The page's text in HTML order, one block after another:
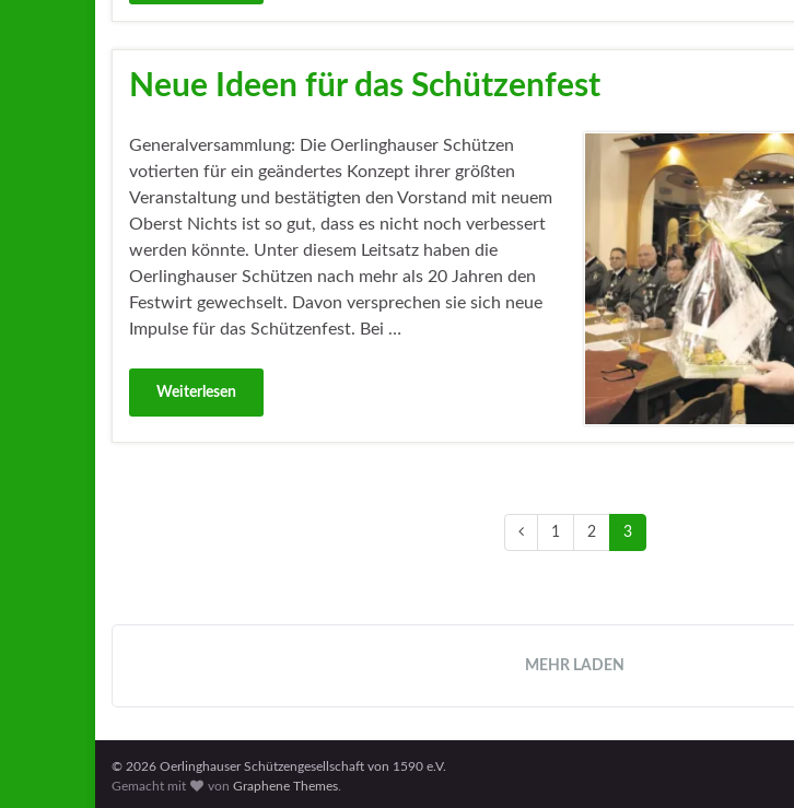
Neue Ideen für das Schützenfest
Generalversammlung: Die Oerlinghauser Schützen
votierten für ein geändertes Konzept ihrer größten
Veranstaltung und bestätigten den Vorstand mit neuem
Oberst Nichts ist so gut, dass es nicht noch verbessert
werden könnte. Unter diesem Leitsatz haben die
Oerlinghauser Schützen nach mehr als 20 Jahren den
Festwirt gewechselt. Davon versprechen sie sich neue
Impulse für das Schützenfest. Bei …
Weiterlesen
1 2 3
MEHR LADEN
© 2026 Oerlinghauser Schützengesellschaft von 1590 e.V.
Gemacht mit
vonGraphene Themes